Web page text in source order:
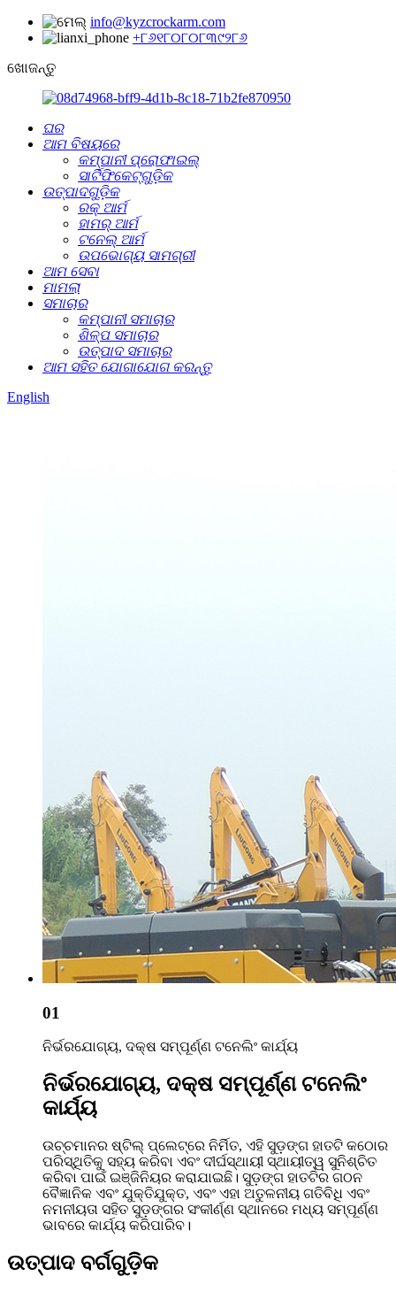
info@kyzcrockarm.com
+୮୬୧୮୦୮୦୮୩୯୨୮୬
ଖୋଜନ୍ତୁ
ଘର
ଆମ ବିଷୟରେ
କମ୍ପାନୀ ପ୍ରୋଫାଇଲ୍
ସାର୍ଟିଫିକେଟ୍‌ଗୁଡ଼ିକ
ଉତ୍ପାଦଗୁଡ଼ିକ
ରକ୍ ଆର୍ମ
ହାମର୍ ଆର୍ମ
ଟନେଲ୍‌ ଆର୍ମ
ଉପଭୋଗ୍ୟ ସାମଗ୍ରୀ
ଆମ ସେବା
ମାମଲା
ସମାଚାର
କମ୍ପାନୀ ସମାଚାର
ଶିଳ୍ପ ସମାଚାର
ଉତ୍ପାଦ ସମାଚାର
ଆମ ସହିତ ଯୋଗାଯୋଗ କରନ୍ତୁ
English
01
ନିର୍ଭରଯୋଗ୍ୟ, ଦକ୍ଷ ସମ୍ପୂର୍ଣ୍ଣ ଟନେଲିଂ କାର୍ଯ୍ୟ
ନିର୍ଭରଯୋଗ୍ୟ, ଦକ୍ଷ ସମ୍ପୂର୍ଣ୍ଣ ଟନେଲିଂ
କାର୍ଯ୍ୟ
ଉଚ୍ଚମାନର ଷ୍ଟିଲ୍ ପ୍ଲେଟ୍‌ରେ ନିର୍ମିତ, ଏହି ସୁଡ଼ଙ୍ଗ ହାତଟି କଠୋର
ପରିସ୍ଥିତିକୁ ସହ୍ୟ କରିବା ଏବଂ ଦୀର୍ଘସ୍ଥାୟୀ ସ୍ଥାୟୀତ୍ୱ ସୁନିଶ୍ଚିତ
କରିବା ପାଇଁ ଇଞ୍ଜିନିୟର କରାଯାଇଛି। ସୁଡ଼ଙ୍ଗ ହାତଟିର ଗଠନ
ବୈଜ୍ଞାନିକ ଏବଂ ଯୁକ୍ତିଯୁକ୍ତ, ଏବଂ ଏହା ଅତୁଳନୀୟ ଗତିବିଧି ଏବଂ
ନମନୀୟତା ସହିତ ସୁଡ଼ଙ୍ଗର ସଂକୀର୍ଣ୍ଣ ସ୍ଥାନରେ ମଧ୍ୟ ସମ୍ପୂର୍ଣ୍ଣ
ଭାବରେ କାର୍ଯ୍ୟ କରିପାରିବ।
ଉତ୍ପାଦ ବର୍ଗଗୁଡ଼ିକ